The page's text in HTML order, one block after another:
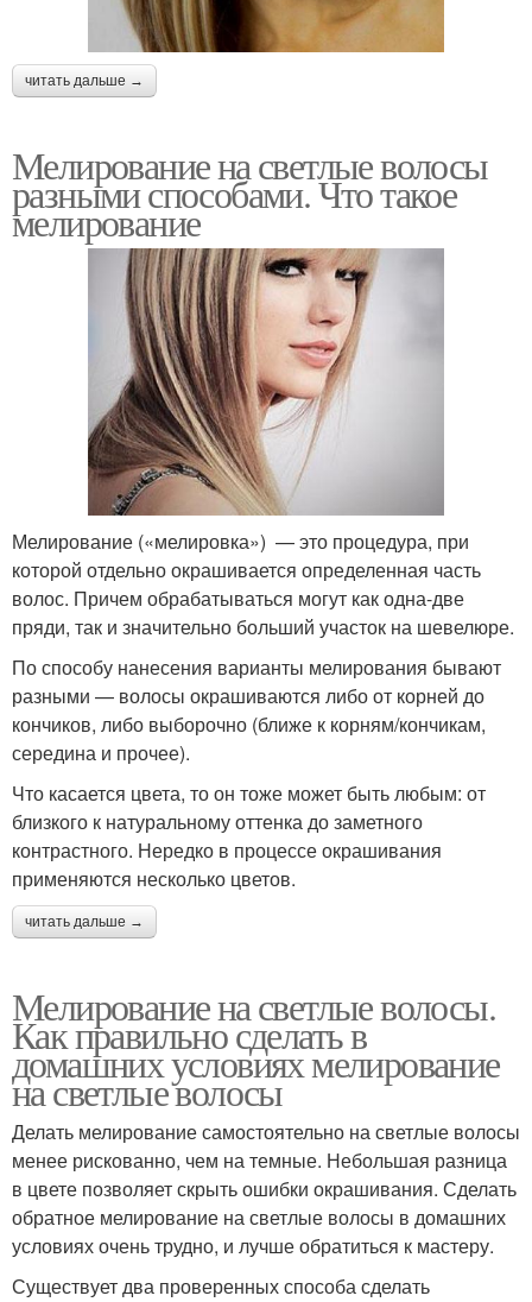
читать дальше →
Мелирование на светлые волосы
разными способами. Что такое
мелирование
Мелирование («мелировка») — это процедура, при
которой отдельно окрашивается определенная часть
волос. Причем обрабатываться могут как одна-две
пряди, так и значительно больший участок на шевелюре.
По способу нанесения варианты мелирования бывают
разными — волосы окрашиваются либо от корней до
кончиков, либо выборочно (ближе к корням/кончикам,
середина и прочее).
Что касается цвета, то он тоже может быть любым: от
близкого к натуральному оттенка до заметного
контрастного. Нередко в процессе окрашивания
применяются несколько цветов.
читать дальше →
Мелирование на светлые волосы.
Как правильно сделать в
домашних условиях мелирование
на светлые волосы
Делать мелирование самостоятельно на светлые волосы
менее рискованно, чем на темные. Небольшая разница
в цвете позволяет скрыть ошибки окрашивания. Сделать
обратное мелирование на светлые волосы в домашних
условиях очень трудно, и лучше обратиться к мастеру.
Существует два проверенных способа сделать